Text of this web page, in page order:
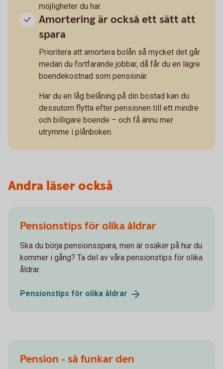
möjligheter du har.
Amortering är också ett sätt att
spara
Prioritera att amortera bolån så mycket det går
medan du fortfarande jobbar, då får du en lägre
boendekostnad som pensionär.
Har du en låg belåning på din bostad kan du
dessutom flytta efter pensionen till ett mindre
och billigare boende – och få ännu mer
utrymme i plånboken.
Andra läser också
Pensionstips för olika åldrar
Ska du börja pensionsspara, men är osäker på hur du
kommer i gång? Ta del av våra pensionstips för olika
åldrar.
Pensionstips för olika åldrar
Pension - så funkar den